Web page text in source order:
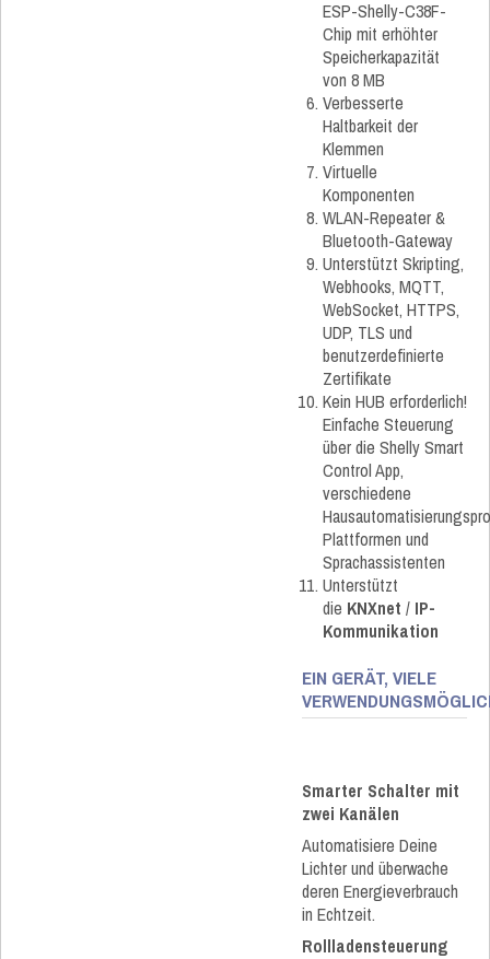
ESP-Shelly-C38F-
Chip mit erhöhter
Speicherkapazität
von 8 MB
Verbesserte
Haltbarkeit der
Klemmen
Virtuelle
Komponenten
WLAN-Repeater &
Bluetooth-Gateway
Unterstützt Skripting,
Webhooks, MQTT,
WebSocket, HTTPS,
UDP, TLS und
benutzerdefinierte
Zertifikate
Kein HUB erforderlich!
Einfache Steuerung
über die Shelly Smart
Control App,
verschiedene
Plattformen und
Sprachassistenten
Unterstützt
die KNXnet / IP-
Kommunikation
EIN GERÄT, VIELE
Smarter Schalter mit
zwei Kanälen
Automatisiere Deine
Lichter und überwache
deren Energieverbrauch
in Echtzeit.
Rollladensteuerung